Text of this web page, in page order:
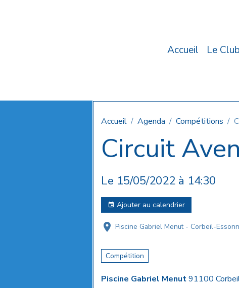
Accueil Le Club
Accueil Agenda Compétitions
Circuit
Le 15/05/2022 à 14:30
Ajouter au calendrier
Piscine Gabriel Menut - Corbeil-
Compétition
Piscine Gabriel Menut91100